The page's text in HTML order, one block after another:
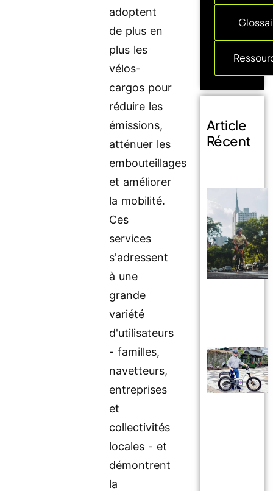
adoptent
de plus en
plus les
vélos-
cargos pour
réduire les
émissions,
atténuer les
embouteillages
et améliorer
la mobilité.
Ces
services
s'adressent
à une
grande
variété
d'utilisateurs
- familles,
navetteurs,
entreprises
et
collectivités
locales - et
démontrent
la
Article
Récent